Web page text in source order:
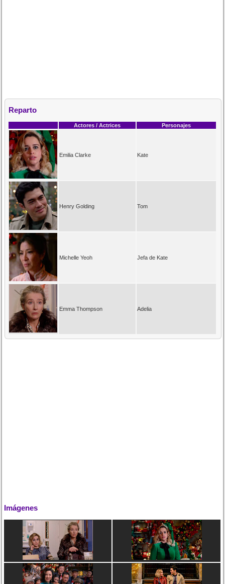
Reparto
Actores / Actrices Personajes
Emilia Clarke Kate
Henry Golding Tom
Michelle Yeoh Jefa de Kate
Emma Thompson Adelia
Imágenes